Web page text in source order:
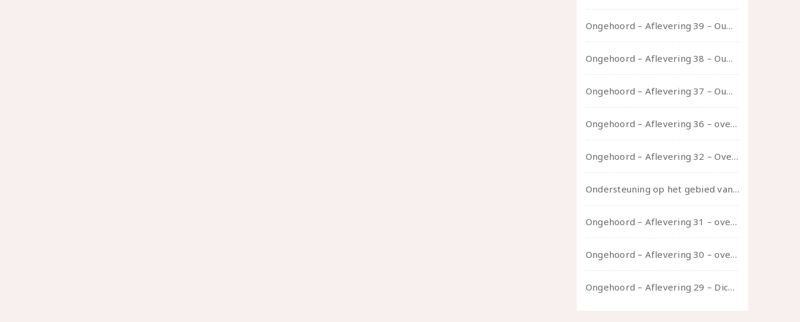
Ongehoord – Aflevering 39 – Ouwelui, een gesprek met Pepijn en Ivo over hun regenbooggezin, eigenzinnig ouder worden en Cruise Control
Ongehoord – Aflevering 38 – Ouwelui, een gesprek met vreer over behoefte aan geborgenheid en het behouden van je idealen
Ongehoord – Aflevering 37 – Ouwelui, een gesprek met non over seksualiteit, transitie en ageism
Ongehoord – Aflevering 36 – over transformative justice – in gesprek met Ella en carson
Ongehoord – Aflevering 32 – Over autisme en seksualiteit – in gesprek met Roos Reijbroek
Ondersteuning op het gebied van consent en seksualiteit
Ongehoord – Aflevering 31 – over seks, professioneel en persoonlijk, een gesprek met Marije
Ongehoord – Aflevering 30 – over vertragen, consent en negatieve gevoelens met Meg-John Barker
Ongehoord – Aflevering 29 – Dicht op de Huid: Anita